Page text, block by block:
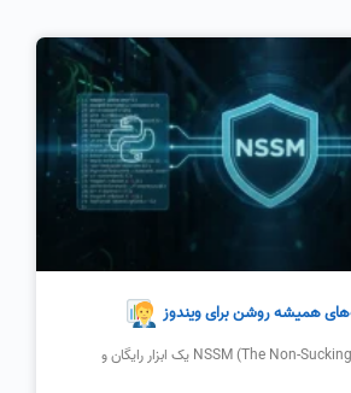
NSSM (The Non-Sucking Service Manager) یک ابزار رایگان و